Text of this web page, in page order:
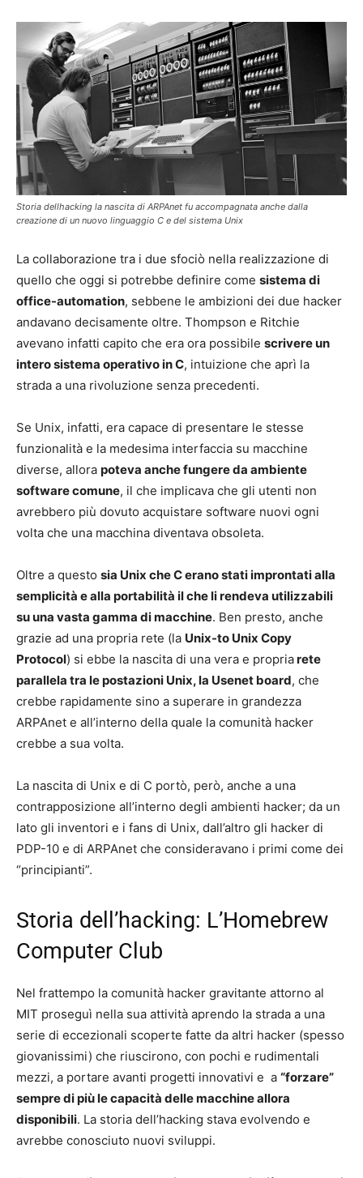
Storia dellhacking la nascita di ARPAnet fu accompagnata anche dalla
creazione di un nuovo linguaggio C e del sistema Unix
La collaborazione tra i due sfociò nella realizzazione di
quello che oggi si potrebbe definire come sistema di
office-automation, sebbene le ambizioni dei due hacker
andavano decisamente oltre. Thompson e Ritchie
avevano infatti capito che era ora possibile scrivere un
intero sistema operativo in C, intuizione che aprì la
strada a una rivoluzione senza precedenti.
Se Unix, infatti, era capace di presentare le stesse
funzionalità e la medesima interfaccia su macchine
diverse, allora poteva anche fungere da ambiente
software comune, il che implicava che gli utenti non
avrebbero più dovuto acquistare software nuovi ogni
volta che una macchina diventava obsoleta.
Oltre a questo sia Unix che C erano stati improntati alla
semplicità e alla portabilità il che li rendeva utilizzabili
su una vasta gamma di macchine. Ben presto, anche
grazie ad una propria rete (la Unix-to Unix Copy
Protocol) si ebbe la nascita di una vera e propriarete
parallela tra le postazioni Unix, la Usenet board, che
crebbe rapidamente sino a superare in grandezza
ARPAnet e all’interno della quale la comunità hacker
crebbe a sua volta.
La nascita di Unix e di C portò, però, anche a una
contrapposizione all’interno degli ambienti hacker; da un
lato gli inventori e i fans di Unix, dall’altro gli hacker di
PDP-10 e di ARPAnet che consideravano i primi come dei
“principianti”.
Storia dell’hacking: L’Homebrew
Computer Club
Nel frattempo la comunità hacker gravitante attorno al
MIT proseguì nella sua attività aprendo la strada a una
serie di eccezionali scoperte fatte da altri hacker (spesso
giovanissimi) che riuscirono, con pochi e rudimentali
mezzi, a portare avanti progetti innovativi e a “forzare”
sempre di più le capacità delle macchine allora
disponibili. La storia dell’hacking stava evolvendo e
avrebbe conosciuto nuovi sviluppi.